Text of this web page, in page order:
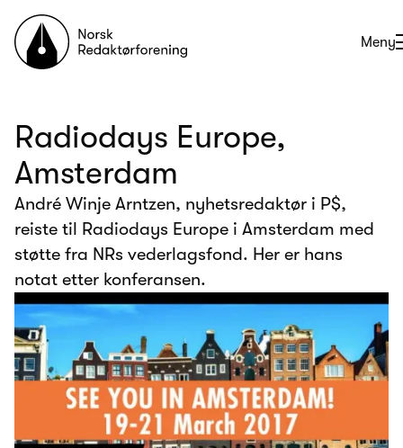
Til forsiden
Åpne
Meny
Radiodays Europe,
Amsterdam
André Winje Arntzen, nyhetsredaktør i P$,
reiste til Radiodays Europe i Amsterdam med
støtte fra NRs vederlagsfond. Her er hans
notat etter konferansen.